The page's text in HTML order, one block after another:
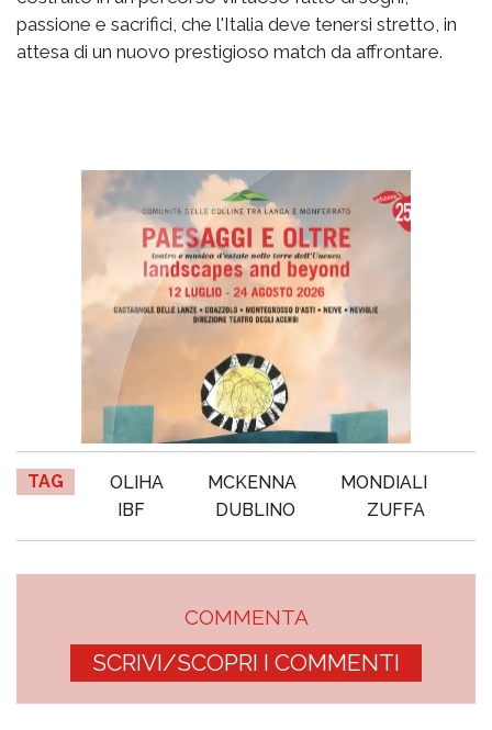
passione e sacrifici, che l'Italia deve tenersi stretto, in
attesa di un nuovo prestigioso match da affrontare.
TAG OLIHA MCKENNA
MONDIALI
IBF
DUBLINO ZUFFA
COMMENTA
SCRIVI/SCOPRI I COMMENTI